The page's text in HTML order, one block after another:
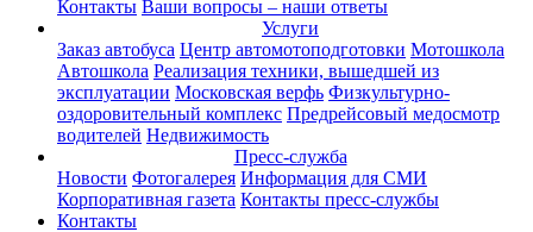
Контакты Ваши вопросы – наши ответы
Услуги
Заказ автобуса Центр автомотоподготовки Мотошкола
Автошкола Реализация техники, вышедшей из
эксплуатации Московская верфь Физкультурно-
оздоровительный комплекс Предрейсовый медосмотр
водителей Недвижимость
Пресс-служба
Новости Фотогалерея Информация для СМИ
Корпоративная газета Контакты пресс-службы
Контакты